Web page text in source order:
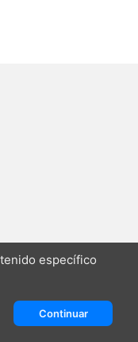
por la
específico
Continuar